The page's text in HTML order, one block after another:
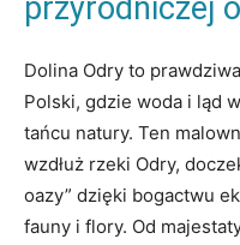
przyrodniczej​
Dolina Odry to
Polski, gdzie ‌woda ​i ląd
tańcu natury.⁣ Ten
wzdłuż⁣ rzeki Odry,
oazy” dzięki bogactwu
fauny i flory. ⁢Od